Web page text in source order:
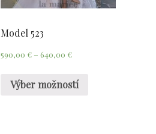
Model 523
590,00 € –640,00 €
Výber možností